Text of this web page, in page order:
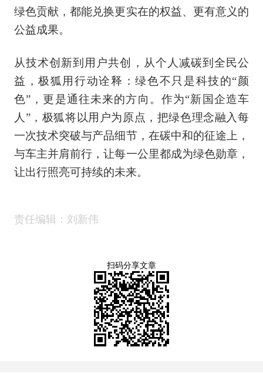
绿色贡献，都能兑换更实在的权益、更有意义的
公益成果。
从技术创新到用户共创，从个人减碳到全民公
益，极狐用行动诠释：绿色不只是科技的“颜
色”，更是通往未来的方向。作为“新国企造车
人”，极狐将以用户为原点，把绿色理念融入每
一次技术突破与产品细节，在碳中和的征途上，
与车主并肩前行，让每一公里都成为绿色勋章，
让出行照亮可持续的未来。
责任编辑：刘新伟
扫码分享文章